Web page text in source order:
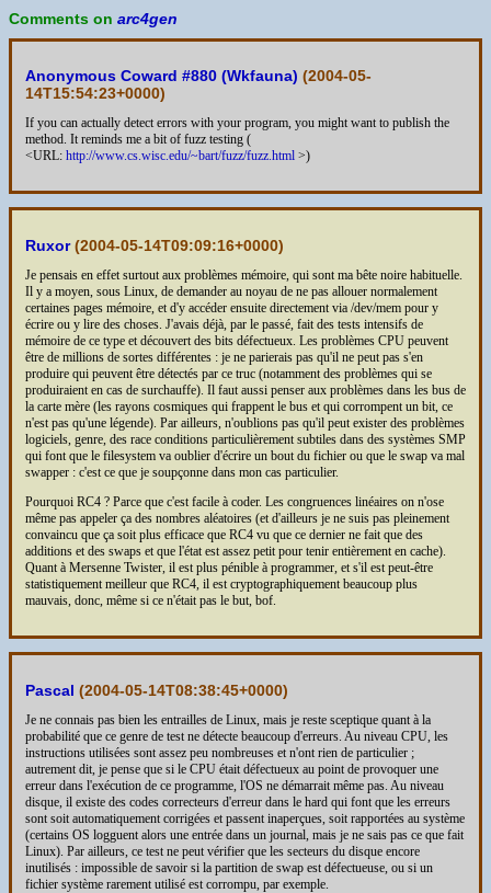
Comments on arc4gen
Anonymous Coward #880 (Wkfauna) (2004-05-
14T15:54:23+0000)
If you can actually detect errors with your program, you might want to publish the
method. It reminds me a bit of fuzz testing (
<URL: http://www.cs.wisc.edu/~bart/fuzz/fuzz.html >)
Ruxor(2004-05-14T09:09:16+0000)
Je pensais en effet surtout aux problèmes mémoire, qui sont ma bête noire habituelle.
Il y a moyen, sous Linux, de demander au noyau de ne pas allouer normalement
certaines pages mémoire, et d'y accéder ensuite directement via /dev/mem pour y
écrire ou y lire des choses. J'avais déjà, par le passé, fait des tests intensifs de
mémoire de ce type et découvert des bits défectueux. Les problèmes CPU peuvent
être de millions de sortes différentes : je ne parierais pas qu'il ne peut pas s'en
produire qui peuvent être détectés par ce truc (notamment des problèmes qui se
produiraient en cas de surchauffe). Il faut aussi penser aux problèmes dans les bus de
la carte mère (les rayons cosmiques qui frappent le bus et qui corrompent un bit, ce
n'est pas qu'une légende). Par ailleurs, n'oublions pas qu'il peut exister des problèmes
logiciels, genre, des race conditions particulièrement subtiles dans des systèmes SMP
qui font que le filesystem va oublier d'écrire un bout du fichier ou que le swap va mal
swapper : c'est ce que je soupçonne dans mon cas particulier.
Pourquoi RC4 ? Parce que c'est facile à coder. Les congruences linéaires on n'ose
même pas appeler ça des nombres aléatoires (et d'ailleurs je ne suis pas pleinement
convaincu que ça soit plus efficace que RC4 vu que ce dernier ne fait que des
additions et des swaps et que l'état est assez petit pour tenir entièrement en cache).
Quant à Mersenne Twister, il est plus pénible à programmer, et s'il est peut-être
statistiquement meilleur que RC4, il est cryptographiquement beaucoup plus
mauvais, donc, même si ce n'était pas le but, bof.
Pascal (2004-05-14T08:38:45+0000)
Je ne connais pas bien les entrailles de Linux, mais je reste sceptique quant à la
probabilité que ce genre de test ne détecte beaucoup d'erreurs. Au niveau CPU, les
instructions utilisées sont assez peu nombreuses et n'ont rien de particulier ;
autrement dit, je pense que si le CPU était défectueux au point de provoquer une
erreur dans l'exécution de ce programme, l'OS ne démarrait même pas. Au niveau
disque, il existe des codes correcteurs d'erreur dans le hard qui font que les erreurs
sont soit automatiquement corrigées et passent inaperçues, soit rapportées au système
(certains OS logguent alors une entrée dans un journal, mais je ne sais pas ce que fait
Linux). Par ailleurs, ce test ne peut vérifier que les secteurs du disque encore
inutilisés : impossible de savoir si la partition de swap est défectueuse, ou si un
fichier système rarement utilisé est corrompu, par exemple.